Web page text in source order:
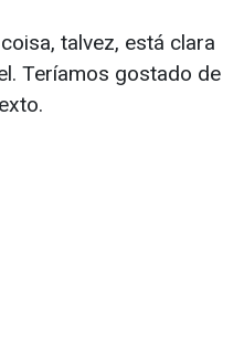
talvez, está clara
Teríamos gostado de